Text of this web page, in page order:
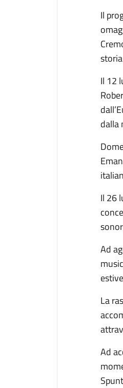
Il
Il 12
dalla
Il 26
Ad
La
Ad